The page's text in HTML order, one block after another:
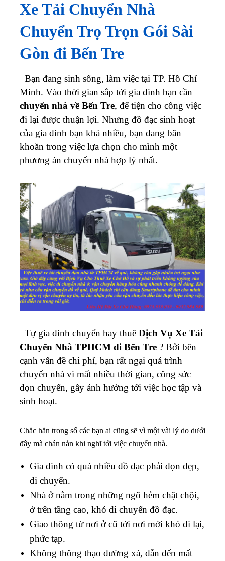
Xe Tải Chuyển Nhà
Chuyển Trọ Trọn Gói Sài
Gòn đi Bến Tre
Bạn đang sinh sống, làm việc tại TP. Hồ Chí
Minh. Vào thời gian sắp tới gia đình bạn cần
chuyển nhà về Bến Tre, để tiện cho công việc
đi lại được thuận lợi. Nhưng đồ đạc sinh hoạt
của gia đình bạn khá nhiều, bạn đang băn
khoăn trong việc lựa chọn cho mình một
phương án chuyển nhà hợp lý nhất.
Tự gia đình chuyển hay thuê Dịch Vụ Xe Tải
Chuyển Nhà TPHCM đi Bến Tre ? Bởi bên
cạnh vấn đề chi phí, bạn rất ngại quá trình
chuyển nhà vì mất nhiều thời gian, công sức
dọn chuyển, gây ảnh hưởng tới việc học tập và
sinh hoạt.
Chắc hẳn trong số các bạn ai cũng sẽ vì một vài lý do dưới
đây mà chán nản khi nghĩ tới việc chuyển nhà.
Gia đình có quá nhiều đồ đạc phải dọn dẹp,
di chuyển.
Nhà ở nằm trong những ngõ hẻm chật chội,
ở trên tầng cao, khó di chuyển đồ đạc.
Giao thông từ nơi ở cũ tới nơi mới khó đi lại,
phức tạp.
Không thông thạo đường xá, dẫn đến mất